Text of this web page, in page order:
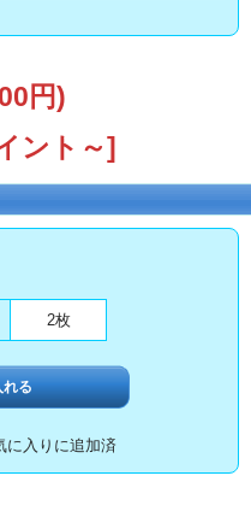
円)
ント～]
2枚
に入りに追加済